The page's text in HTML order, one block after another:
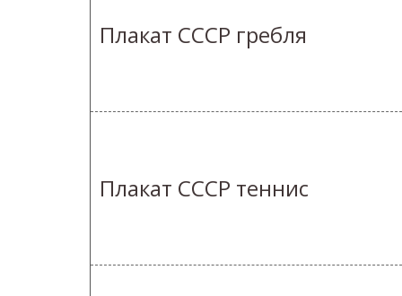
Плакат СССР гребля
Плакат СССР теннис